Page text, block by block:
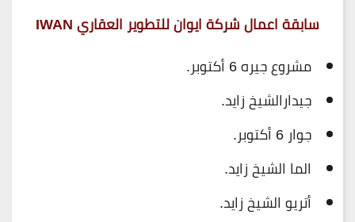
سابقة اعمال شركة ايوان للتطوير العقاري IWAN
مشروع جيره 6 أكتوبر.
جيدارالشيخ زايد.
جوار 6 أكتوبر.
الما الشيخ زايد.
أتريو الشيخ زايد.